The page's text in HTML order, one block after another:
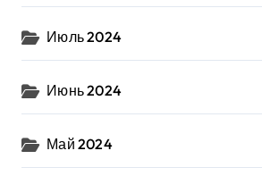
Июль 2024
Июнь 2024
Май 2024